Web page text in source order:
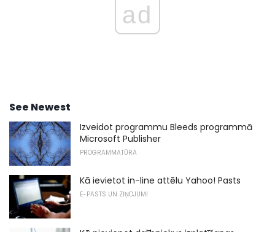
ad
See Newest
Izveidot programmu Bleeds programmā
Microsoft Publisher
PROGRAMMATŪRA
Kā ievietot in-line attēlu Yahoo! Pasts
E-PASTS UN ZIŅOJUMI